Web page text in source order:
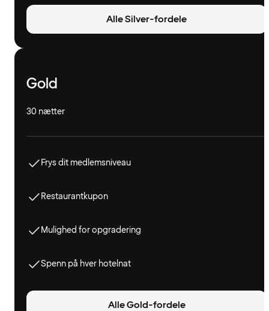
Alle Silver-fordele
Gold
30 nætter
Frys dit medlemsniveau
Restaurantkupon
Mulighed for opgradering
Spenn på hver hotelnat
Alle Gold-fordele